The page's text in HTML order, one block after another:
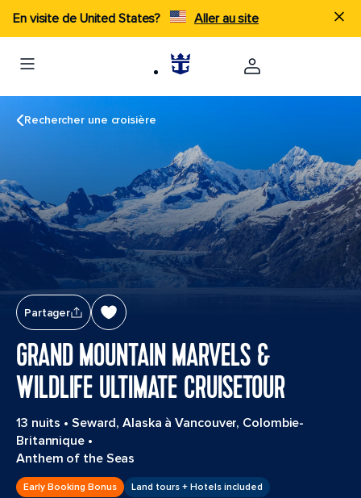
En visite de United States? Aller au site
Rechercher une croisière
Partager
GRAND MOUNTAIN MARVELS &
WILDLIFE ULTIMATE CRUISETOUR
13 nuits • Seward, Alaska à Vancouver, Colombie-
Britannique•
Anthem of the Seas
Early Booking Bonus Land tours + Hotels included